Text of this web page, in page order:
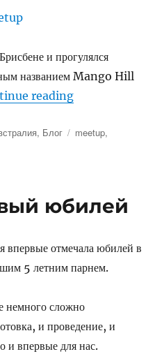
и прогулялся
названием Mango Hill
reading“Mango Hill
, Блог Tags
meetup,
юбилей
отмечала юбилей в
5 летним парнем.
немного сложно
и проведение, и
и впервые для нас.